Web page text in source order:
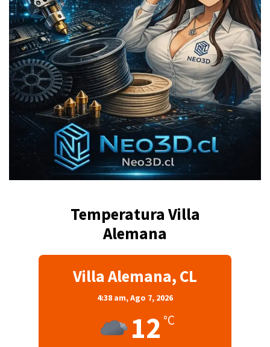
Temperatura Villa
Alemana
Villa Alemana, CL
4:38 am,Ago 7, 2026
12 °C